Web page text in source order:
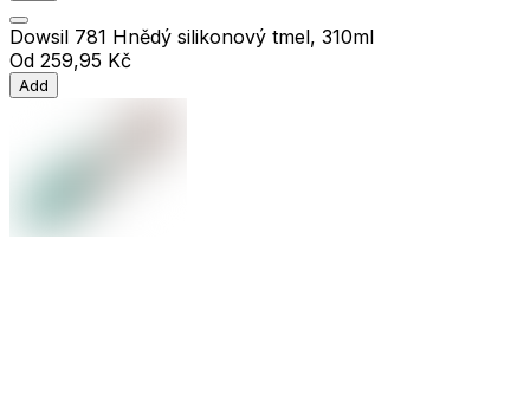
Dowsil 781 Hnědý silikonový tmel, 310ml
Od 259,95 Kč
Add